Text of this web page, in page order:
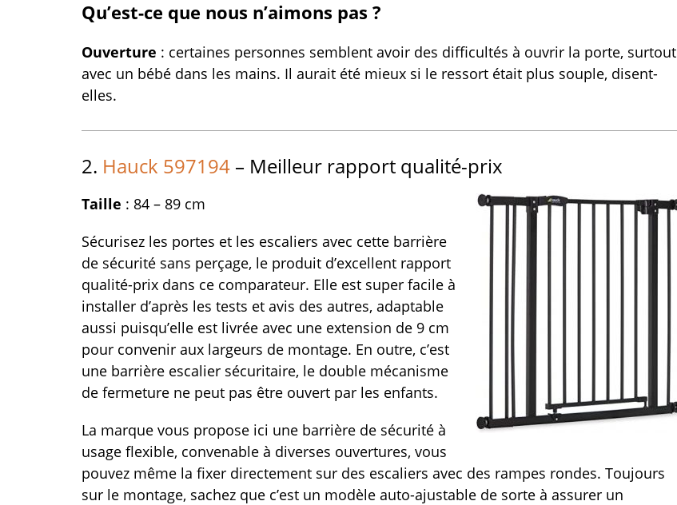
Qu’est-ce que nous n’aimons pas ?
Ouverture : certaines personnes semblent avoir des difficultés à ouvrir la porte, surtout
avec un bébé dans les mains. Il aurait été mieux si le ressort était plus souple, disent-
elles.
2. Hauck 597194 – Meilleur rapport qualité-prix
Taille : 84 – 89 cm
Sécurisez les portes et les escaliers avec cette barrière
de sécurité sans perçage, le produit d’excellent rapport
qualité-prix dans ce comparateur. Elle est super facile à
installer d’après les tests et avis des autres, adaptable
aussi puisqu’elle est livrée avec une extension de 9 cm
pour convenir aux largeurs de montage. En outre, c’est
une barrière escalier sécuritaire, le double mécanisme
de fermeture ne peut pas être ouvert par les enfants.
La marque vous propose ici une barrière de sécurité à
usage flexible, convenable à diverses ouvertures, vous
pouvez même la fixer directement sur des escaliers avec des rampes rondes. Toujours
sur le montage, sachez que c’est un modèle auto-ajustable de sorte à assurer un